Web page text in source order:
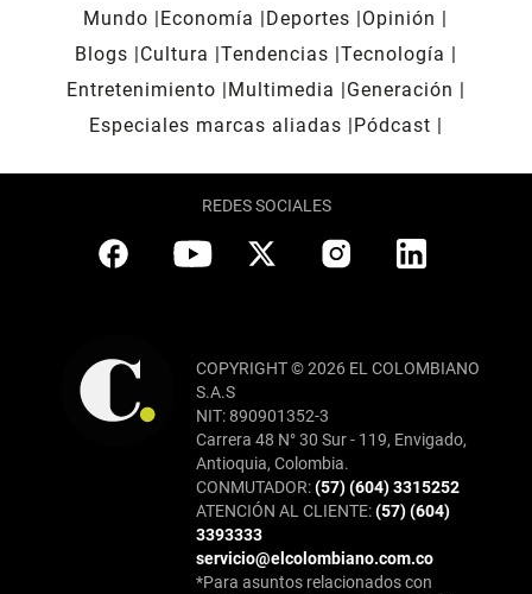
Mundo Economía Deportes
Opinión
Blogs
Cultura Tendencias Tecnología
Entretenimiento
Multimedia
Generación
Especiales marcas aliadas
Pódcast
REDES SOCIALES
COPYRIGHT © 2026 EL COLOMBIANO
S.A.S
NIT: 890901352-3
Carrera 48 N° 30 Sur - 119, Envigado,
Antioquia, Colombia.
CONMUTADOR:(57) (604) 3315252
ATENCIÓN AL CLIENTE:(57) (604)
3393333
servicio@elcolombiano.com.co
*Para asuntos relacionados con